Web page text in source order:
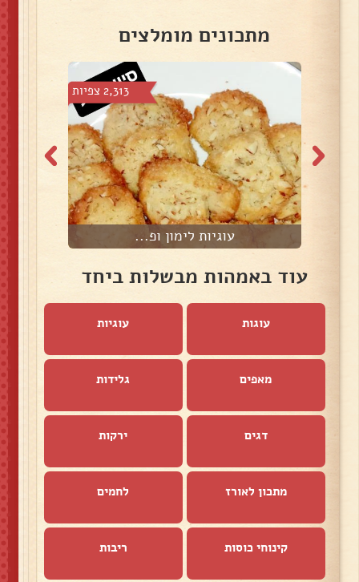
מתכונים מומלצים
2,313 צפיות
עוגיות לימון ופ...
עוד באמהות מבשלות ביחד
עוגות עוגיות
מאפים גלידות
דגים ירקות
מתכון לאורז לחמים
קינוחי כוסות ריבות